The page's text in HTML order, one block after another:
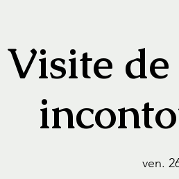
Visite
ven.